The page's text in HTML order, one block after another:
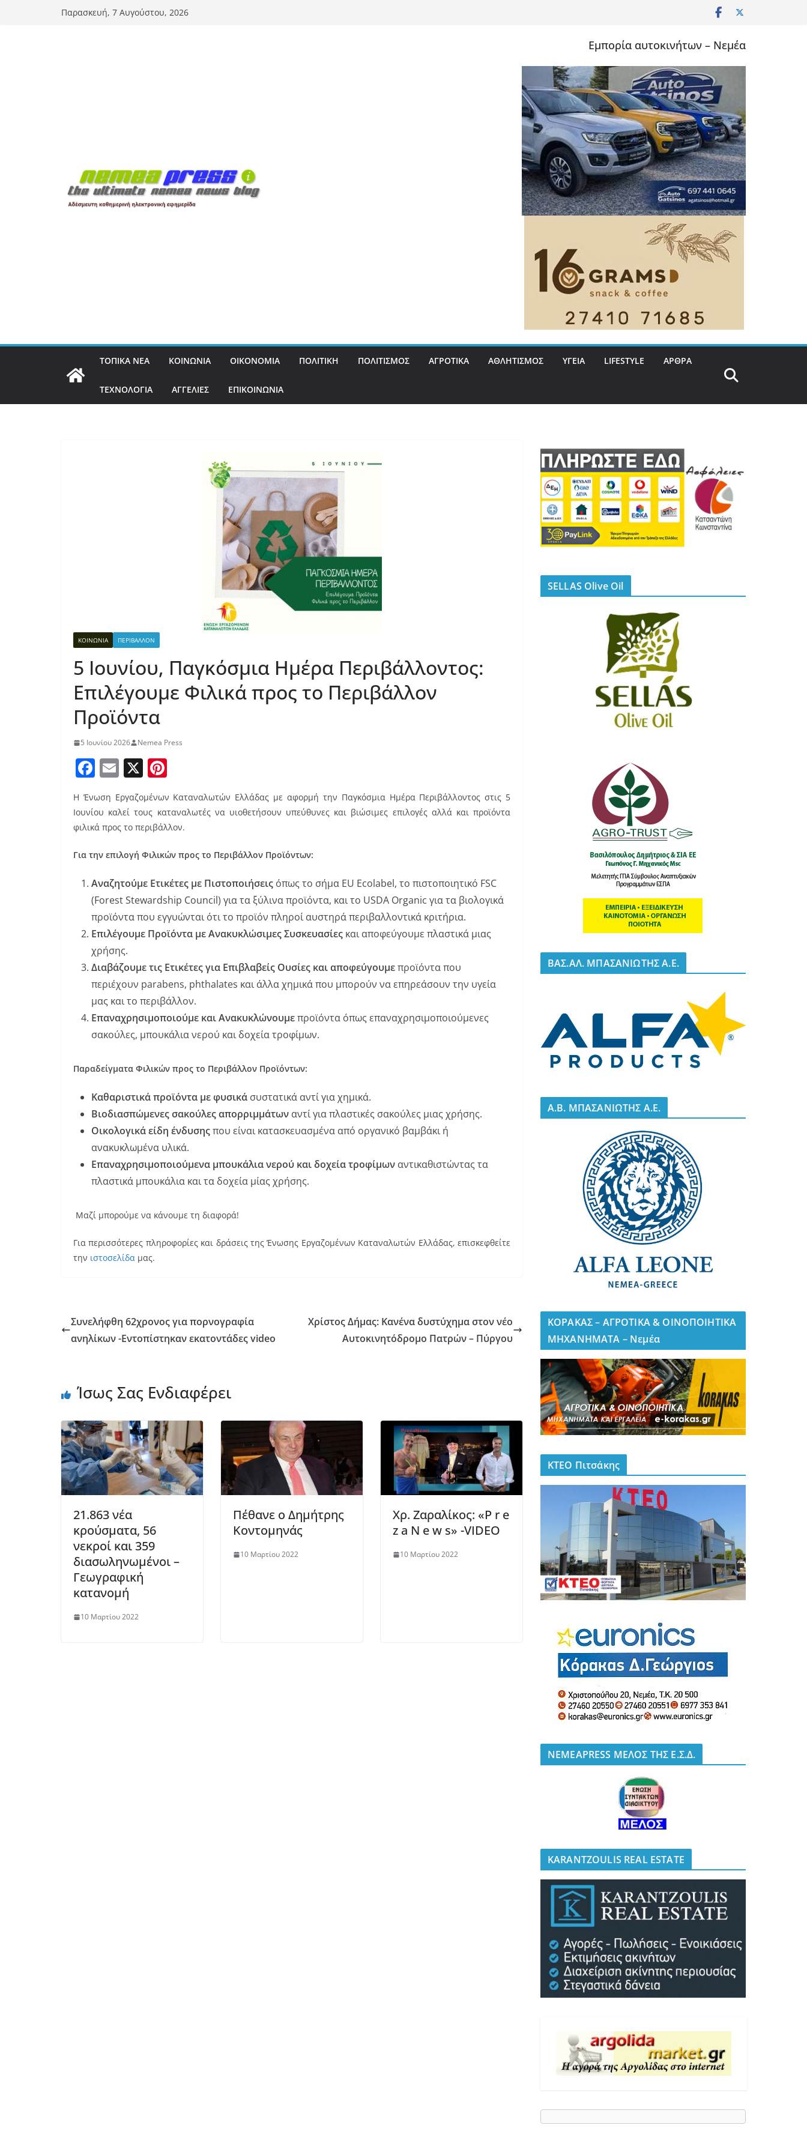
Παρασκευή, 7 Αυγούστου, 2026
Εμπορία αυτοκινήτων – Νεμέα
ΤΟΠΙΚΑ ΝΕΑ ΚΟΙΝΩΝΙΑ ΟΙΚΟΝΟΜΙΑ ΠΟΛΙΤΙΚΗ ΠΟΛΙΤΙΣΜΟΣ ΑΓΡΟΤΙΚΑ ΑΘΛΗΤΙΣΜΟΣ ΥΓΕΙΑ LIFESTYLE ΑΡΘΡΑ
ΤΕΧΝΟΛΟΓΙΑ ΑΓΓΕΛΙΕΣ ΕΠΙΚΟΙΝΩΝΙΑ
ΚΟΙΝΩΝΙΑ ΠΕΡΙΒΑΛΛΟΝ
5 Ιουνίου, Παγκόσμια Ημέρα Περιβάλλοντος:
Επιλέγουμε Φιλικά προς το Περιβάλλον
Προϊόντα
5 Ιουνίου 2026 Nemea Press
F
c
e
o
o
k
E
m
ai
l
X
er
e
st
Η Ένωση Εργαζομένων Καταναλωτών Ελλάδας με αφορμή την Παγκόσμια Ημέρα Περιβάλλοντος στις 5
Ιουνίου καλεί τους καταναλωτές να υιοθετήσουν υπεύθυνες και βιώσιμες επιλογές αλλά και προϊόντα
φιλικά προς το περιβάλλον.
Για την επιλογή Φιλικών προς το Περιβάλλον Προϊόντων:
Αναζητούμε Ετικέτες με Πιστοποιήσεις όπως το σήμα EU Ecolabel, το πιστοποιητικό FSC
(Forest Stewardship Council) για τα ξύλινα προϊόντα, και το USDA Organic για τα βιολογικά
προϊόντα που εγγυώνται ότι το προϊόν πληροί αυστηρά περιβαλλοντικά κριτήρια.
Επιλέγουμε Προϊόντα με Ανακυκλώσιμες Συσκευασίες και αποφεύγουμε πλαστικά μιας
χρήσης.
Διαβάζουμε τις Ετικέτες για Επιβλαβείς Ουσίες και αποφεύγουμεπροϊόντα που
περιέχουν parabens, phthalates και άλλα χημικά που μπορούν να επηρεάσουν την υγεία
μας και το περιβάλλον.
Επαναχρησιμοποιούμε και Ανακυκλώνουμεπροϊόντα όπως επαναχρησιμοποιούμενες
σακούλες, μπουκάλια νερού και δοχεία τροφίμων.
Παραδείγματα Φιλικών προς το Περιβάλλον Προϊόντων:
Καθαριστικά προϊόντα με φυσικά συστατικά αντί για χημικά.
Βιοδιασπώμενες σακούλες απορριμμάτων αντί για πλαστικές σακούλες μιας χρήσης.
Οικολογικά είδη ένδυσηςπου είναι κατασκευασμένα από οργανικό βαμβάκι ή
ανακυκλωμένα υλικά.
Επαναχρησιμοποιούμενα μπουκάλια νερού και δοχεία τροφίμων αντικαθιστώντας τα
πλαστικά μπουκάλια και τα δοχεία μίας χρήσης.
Μαζί μπορούμε να κάνουμε τη διαφορά!
Για περισσότερες πληροφορίες και δράσεις της Ένωσης Εργαζομένων Καταναλωτών Ελλάδας, επισκεφθείτε
την ιστοσελίδα μας.
Συνελήφθη 62χρονος για πορνογραφία
ανηλίκων -Εντοπίστηκαν εκατοντάδες video
Χρίστος Δήμας: Κανένα δυστύχημα στον νέο
Αυτοκινητόδρομο Πατρών – Πύργου
Ίσως Σας Ενδιαφέρει
21.863 νέα
κρούσματα, 56
νεκροί και 359
διασωληνωμένοι –
Γεωγραφική
κατανομή
10 Μαρτίου 2022
Πέθανε ο Δημήτρης
Κοντομηνάς
10 Μαρτίου 2022
Χρ. Ζαραλίκος: «P r e
z a N e w s» -VIDEO
10 Μαρτίου 2022
SELLAS Olive Oil
BΑΣ.ΑΛ. ΜΠΑΣΑΝΙΩΤΗΣ Α.Ε.
A.B. ΜΠΑΣΑΝΙΩΤΗΣ Α.Ε.
ΚΟΡΑΚΑΣ – ΑΓΡΟΤΙΚΑ & ΟΙΝΟΠΟΙΗΤΙΚΑ
ΜΗΧΑΝΗΜΑΤΑ – Νεμέα
ΚΤΕΟ Πιτσάκης
NEMEAPRESS ΜΕΛΟΣ ΤΗΣ Ε.Σ.Δ.
KARANTZOULIS REAL ESTATE